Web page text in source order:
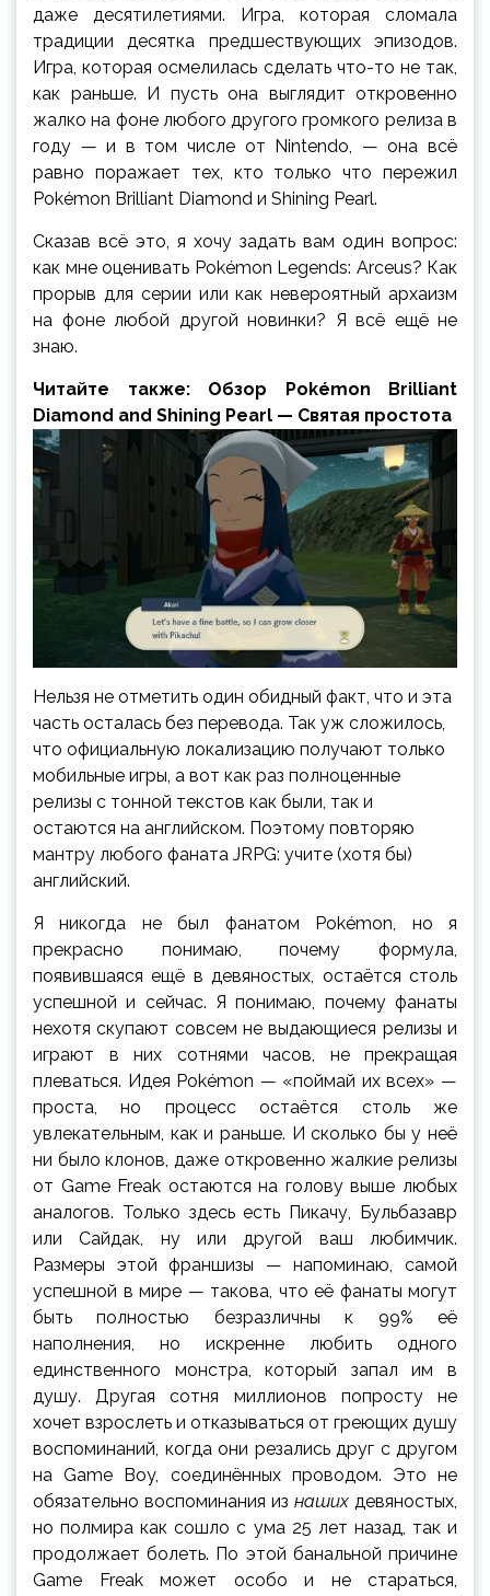
даже десятилетиями. Игра, которая сломала
традиции десятка предшествующих эпизодов.
Игра, которая осмелилась сделать что-то не так,
как раньше. И пусть она выглядит откровенно
жалко на фоне любого другого громкого релиза в
году — и в том числе от Nintendo, — она всё
равно поражает тех, кто только что пережил
Pokémon Brilliant Diamond и Shining Pearl.
Сказав всё это, я хочу задать вам один вопрос:
как мне оценивать Pokémon Legends: Arceus? Как
прорыв для серии или как невероятный архаизм
на фоне любой другой новинки? Я всё ещё не
знаю.
Читайте также: Обзор Pokémon Brilliant
Diamond and Shining Pearl — Святая простота
Нельзя не отметить один обидный факт, что и эта
часть осталась без перевода. Так уж сложилось,
что официальную локализацию получают только
мобильные игры, а вот как раз полноценные
релизы с тонной текстов как были, так и
остаются на английском. Поэтому повторяю
мантру любого фаната JRPG: учите (хотя бы)
английский.
Я никогда не был фанатом Pokémon, но я
прекрасно понимаю, почему формула,
появившаяся ещё в девяностых, остаётся столь
успешной и сейчас. Я понимаю, почему фанаты
нехотя скупают совсем не выдающиеся релизы и
играют в них сотнями часов, не прекращая
плеваться. Идея Pokémon — «поймай их всех» —
проста, но процесс остаётся столь же
увлекательным, как и раньше. И сколько бы у неё
ни было клонов, даже откровенно жалкие релизы
от Game Freak остаются на голову выше любых
аналогов. Только здесь есть Пикачу, Бульбазавр
или Сайдак, ну или другой ваш любимчик.
Размеры этой франшизы — напоминаю, самой
успешной в мире — такова, что её фанаты могут
быть полностью безразличны к 99% её
наполнения, но искренне любить одного
единственного монстра, который запал им в
душу. Другая сотня миллионов попросту не
хочет взрослеть и отказываться от греющих душу
воспоминаний, когда они резались друг с другом
на Game Boy, соединённых проводом. Это не
обязательно воспоминания из наших девяностых,
но полмира как сошло с ума 25 лет назад, так и
продолжает болеть. По этой банальной причине
Game Freak может особо и не стараться,